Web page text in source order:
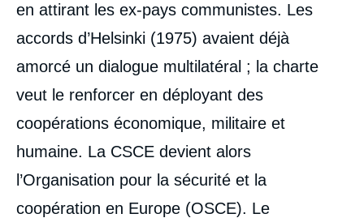
en attirant les ex-pays communistes. Les
accords d’Helsinki (1975) avaient déjà
amorcé un dialogue multilatéral ; la charte
veut le renforcer en déployant des
coopérations économique, militaire et
humaine. La CSCE devient alors
l’Organisation pour la sécurité et la
coopération en Europe (OSCE). Le